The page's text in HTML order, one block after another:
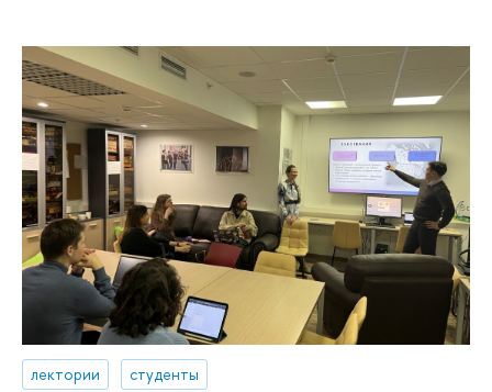
лектории
студенты